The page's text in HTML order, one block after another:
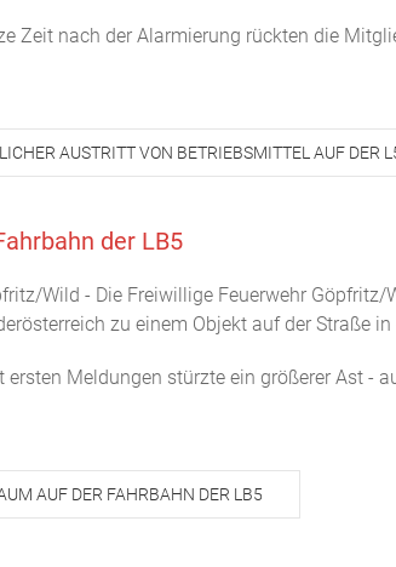
Zeit nach der Alarmierung rückten die
AUSTRITT VON BETRIEBSMITTEL AUF DER
der LB5
Wild - Die Freiwillige Feuerwehr
zu einem Objekt auf der Straße
ersten Meldungen stürzte ein größerer Ast -
AUF DER FAHRBAHN DER LB5